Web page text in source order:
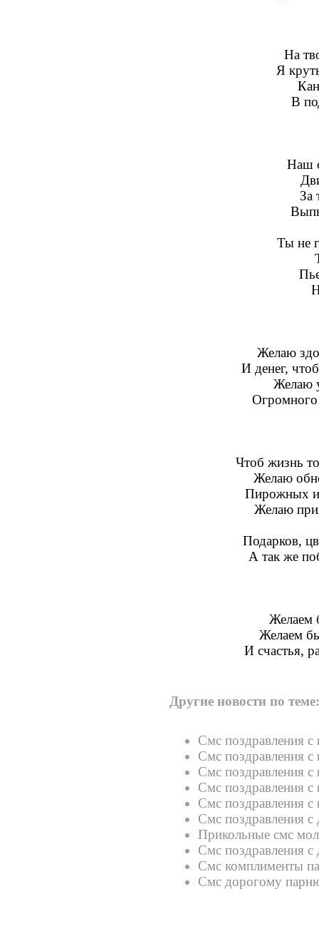
На
Я
В
Наш
За
Ты не
Желаю
И денег,
Желаю
Огромного
Чтоб жизнь
Желаю
Пирожных и
Желаю
Подарков,
А так же
Желаем
Желаем
И счастья,
Другие новости по теме:
Смс поздравления
Смс поздравления
Смс поздравления
Смс поздравления
Смс поздравления
Смс поздравления
Прикольные смс
Смс поздравления
Смс комплименты
Смс дорогому